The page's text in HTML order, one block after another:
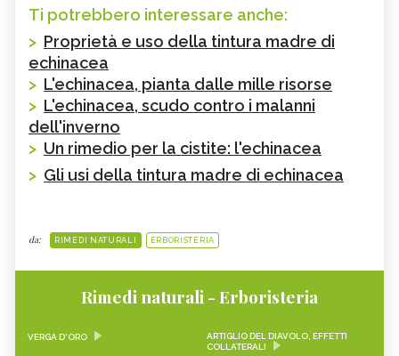
Ti potrebbero interessare anche:
> Proprietà e uso della tintura madre di
echinacea
> L'echinacea, pianta dalle mille risorse
> L'echinacea, scudo contro i malanni
dell'inverno
> Un rimedio per la cistite: l'echinacea
> Gli usi della tintura madre di echinacea
da: RIMEDI NATURALI ERBORISTERIA
Rimedi naturali - Erboristeria
VERGA D'ORO
ARTIGLIO DEL DIAVOLO, EFFETTI
COLLATERALI